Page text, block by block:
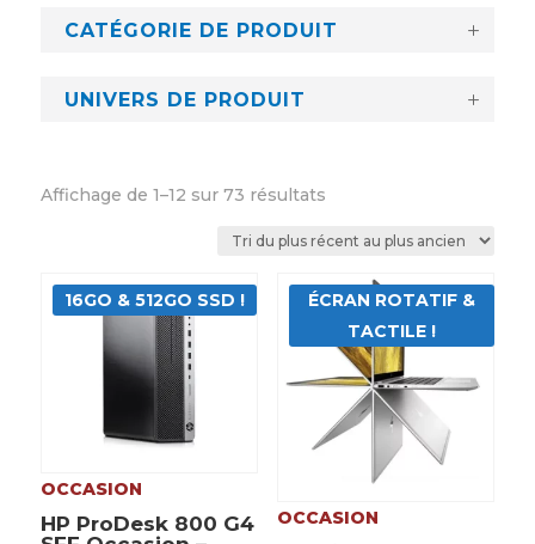
CATÉGORIE DE PRODUIT
UNIVERS DE PRODUIT
Affichage de 1–12 sur 73 résultatsTrié
plus
récent
au
plus
ancien
16GO & 512GO SSD !
OCCASION
HP ProDesk 800 G4
ÉCRAN ROTATIF &
TACTILE !
OCCASION